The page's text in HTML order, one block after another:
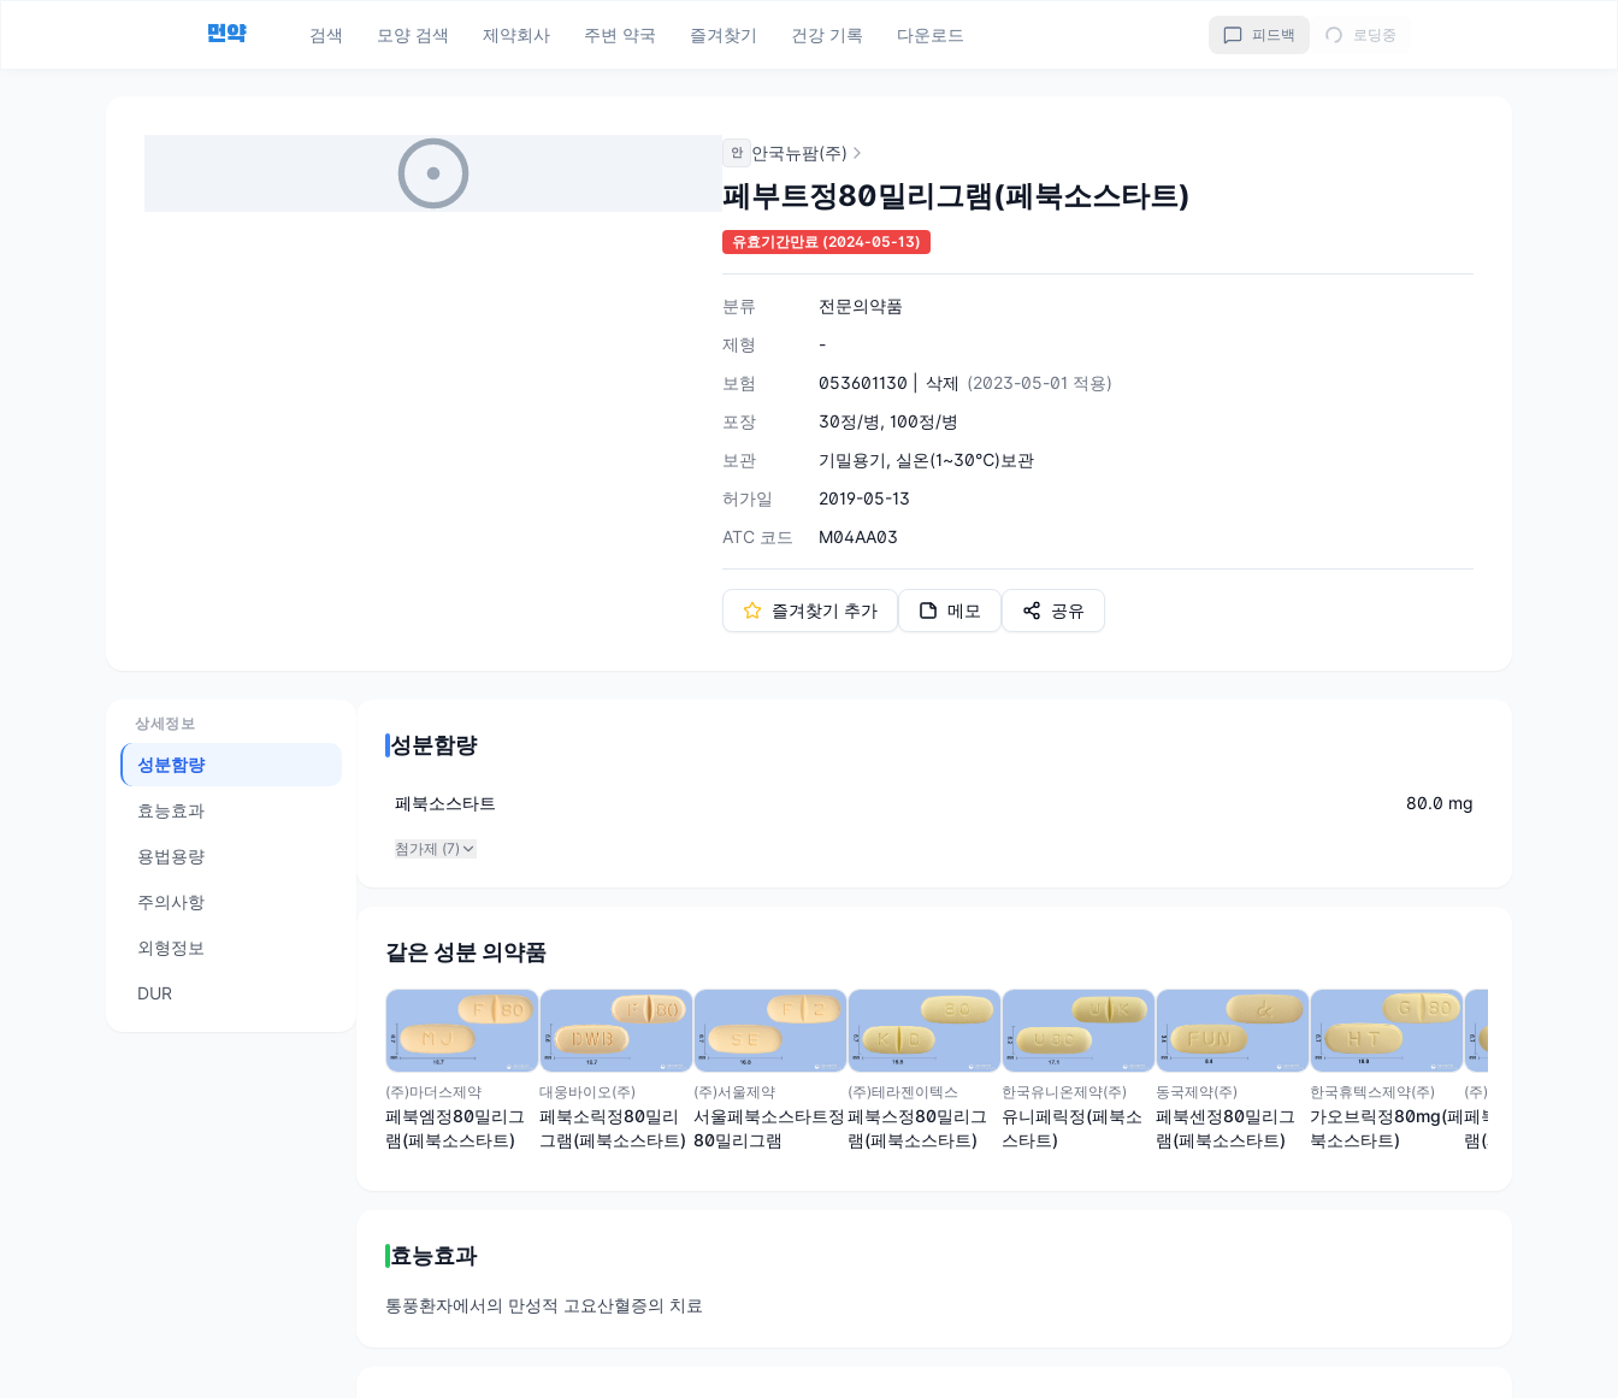
먼약 검색 모양 검색 제약회사 주변 약국 즐겨찾기 건강 기록 다운로드 피드백 로딩중
안 안국뉴팜(주)
페부트정80밀리그램(페북소스타트)
유효기간만료 (2024-05-13)
분류
전문의약품
제형
-
보험
053601130 | 삭제 (2023-05-01 적용)
포장
30정/병, 100정/병
보관
기밀용기, 실온(1~30℃)보관
허가일
2019-05-13
ATC 코드
M04AA03
즐겨찾기 추가 메모 공유
상세정보
성분함량
효능효과
용법용량
주의사항
외형정보
DUR
성분함량
페북소스타트 80.0 mg
첨가제 (7)
같은 성분 의약품
(주)마더스제약
페북엠정80밀리그
램(페북소스타트)
대웅바이오(주)
페북소릭정80밀리
그램(페북소스타트)
(주)서울제약
서울페북소스타트정
80밀리그램
(주)테라젠이텍스
페북스정80밀리그
램(페북소스타트)
한국유니온제약(주)
유니페릭정(페북소
스타트)
동국제약(주)
페북센정80밀리그
램(페북소스타트)
한국휴텍스제약(주)
가오브릭정80mg(페
북소스타트)
(주)킴스제약
페북손정80밀리그
램(페북소스타트)
효능효과
통풍환자에서의 만성적 고요산혈증의 치료